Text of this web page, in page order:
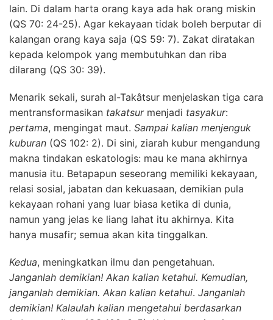
lain. Di dalam harta orang kaya ada hak orang miskin
(QS 70: 24-25). Agar kekayaan tidak boleh berputar di
kalangan orang kaya saja (QS 59: 7). Zakat diratakan
kepada kelompok yang membutuhkan dan riba
dilarang (QS 30: 39).
Menarik sekali, surah al-Takâtsur menjelaskan tiga cara
mentransformasikan takatsur menjadi tasyakur:
pertama, mengingat maut. Sampai kalian menjenguk
kuburan (QS 102: 2). Di sini, ziarah kubur mengandung
makna tindakan eskatologis: mau ke mana akhirnya
manusia itu. Betapapun seseorang memiliki kekayaan,
relasi sosial, jabatan dan kekuasaan, demikian pula
kekayaan rohani yang luar biasa ketika di dunia,
namun yang jelas ke liang lahat itu akhirnya. Kita
hanya musafir; semua akan kita tinggalkan.
Kedua, meningkatkan ilmu dan pengetahuan.
Janganlah demikian! Akan kalian ketahui. Kemudian,
janganlah demikian. Akan kalian ketahui. Janganlah
demikian! Kalaulah kalian mengetahui berdasarkan